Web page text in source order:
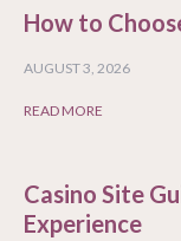
How to
AUGUST 3, 2026
READ MORE
Casino Site
Experience